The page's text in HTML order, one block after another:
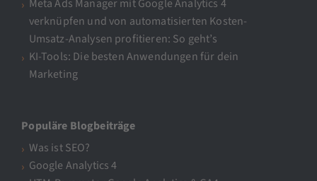
Meta Ads Manager mit Google Analytics 4
verknüpfen und von automatisierten Kosten-
Umsatz-Analysen profitieren: So geht’s
KI-Tools: Die besten Anwendungen für dein
Marketing
Populäre Blogbeiträge
Was ist SEO?
Google Analytics 4